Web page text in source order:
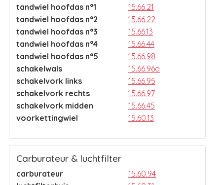
tandwiel hoofdas n°1
15.66.21
tandwiel hoofdas n°2
15.66.22
tandwiel hoofdas n°3
15.66.13
tandwiel hoofdas n°4
15.66.44
tandwiel hoofdas n°5
15.66.98
schakelwals
15.66.96a
schakelvork links
15.66.95
schakelvork rechts
15.66.97
schakelvork midden
15.66.45
voorkettingwiel
15.60.13
Carburateur & luchtfilter
carburateur
15.60.94